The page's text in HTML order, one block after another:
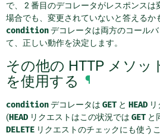
で、 2 番目のデコレータがレスポンスは
場合でも、変更されていないと答えるか
conditionデコレータは両方のコール
て、正しい動作を決定します。
その他の HTTP メソッ
を使用する
¶
conditionデコレータは GET と HEAD
(HEAD リクエストはこの状況では GET と
DELETE リクエストのチェックにも使う